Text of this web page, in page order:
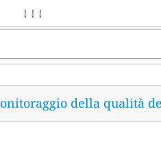
↓ ↓ ↓
della qualità